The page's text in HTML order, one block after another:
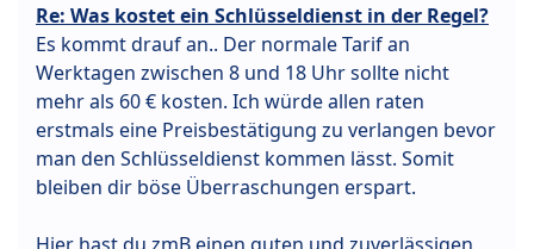
Re: Was kostet ein Schlüsseldienst in der Regel?
Es kommt drauf an.. Der normale Tarif an
Werktagen zwischen 8 und 18 Uhr sollte nicht
mehr als 60 € kosten. Ich würde allen raten
erstmals eine Preisbestätigung zu verlangen bevor
man den Schlüsseldienst kommen lässt. Somit
bleiben dir böse Überraschungen erspart.